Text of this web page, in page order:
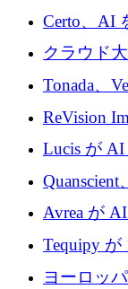
インテリ
Certo、AI
プラット
クラウド
るなか、
ード資金を
Tonada、
援を受け
ReVision
に 400 万
Lucis が
を拡大す
を調達
ドウェア
1,000 万ユ
Avrea が
明するた
ら浮上
Tequipy
動化する
ヨーロッ